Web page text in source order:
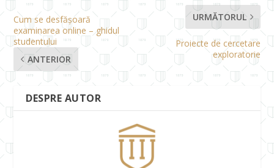
Cum se desfășoară
examinarea online – ghidul
studentului
ANTERIOR
URMĂTORUL
Proiecte de cercetare
exploratorie
DESPRE AUTOR